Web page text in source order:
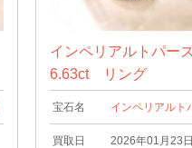
インペリアルトパ
6.63ct リング
宝石名 インペリアルト
買取日 2026年01月23